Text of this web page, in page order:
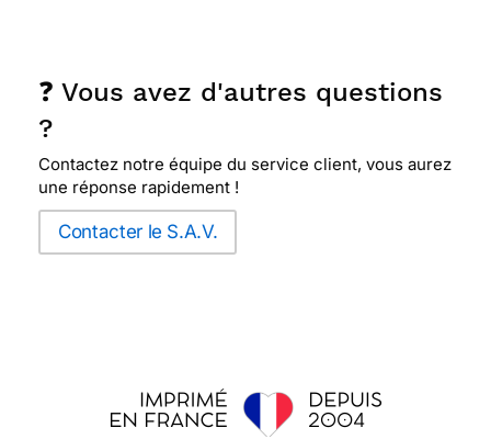
❓ Vous avez d'autres questions
?
Contactez notre équipe du service client, vous aurez
une réponse rapidement !
Contacter le S.A.V.